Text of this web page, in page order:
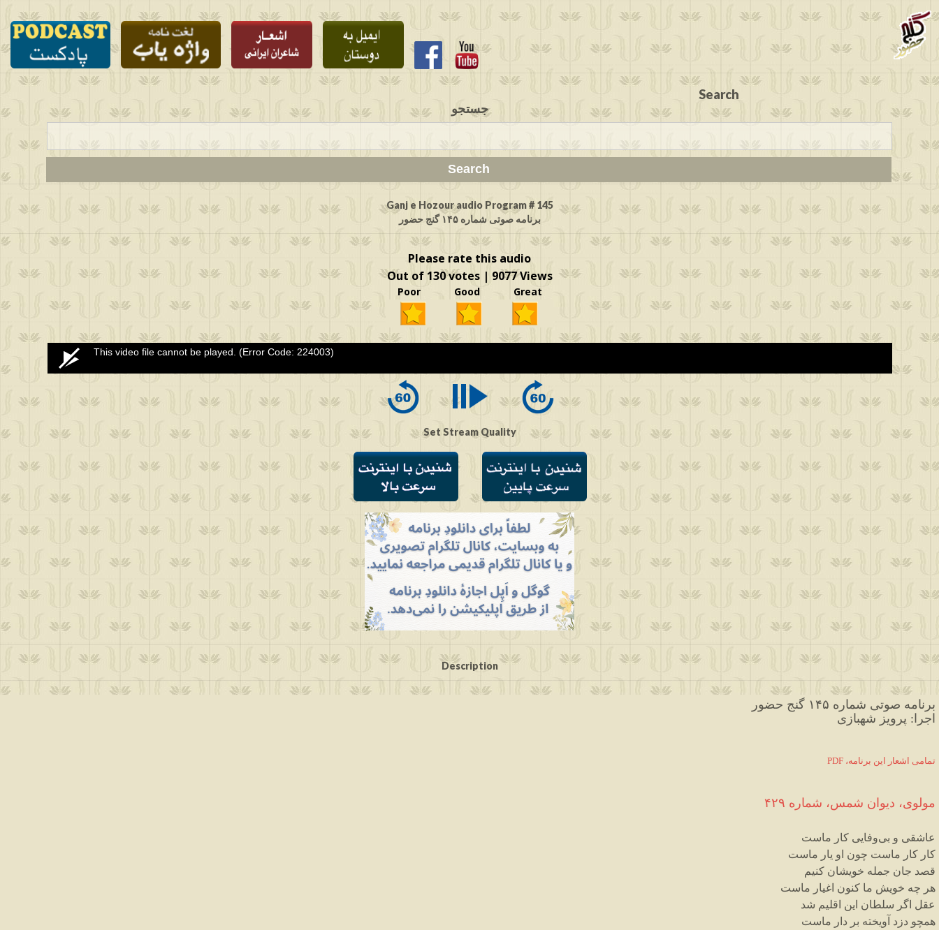
Search
جستجو
Ganj e Hozour audio Program # 145
برنامه صوتی شماره ۱۴۵ گنج حضور
Please rate this audio
Out of 130 votes | 9077 Views
Poor Good Great
seconds
This video file cannot be played. (Error Code: 224003)
Set Stream Quality
Description
برنامه صوتی شماره ۱۴۵ گنج حضور
اجرا: پرویز شهبازی
PDF ،تمامی اشعار این برنامه
مولوی، دیوان شمس، شماره ۴۲۹
عاشقی و بیوفایی کار ماست
کار کار ماست چون او یار ماست
قصد جان جمله خویشان کنیم
هر چه خویش ما کنون اغیار ماست
عقل اگر سلطان این اقلیم شد
همچو دزد آویخته بر دار ماست